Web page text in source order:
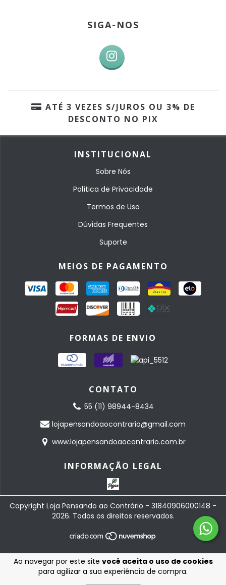
Ao navegar por este site você aceita o uso de cookies
para agilizar a sua experiência de compra.
SIGA-NOS
ATÉ 3 VEZES S/JUROS OU 3% DE
DESCONTO NO PIX
INSTITUCIONAL
Sobre Nós
Política de Privacidade
Termos de Uso
Dúvidas Frequentes
Suporte
MEIOS DE PAGAMENTO
FORMAS DE ENVIO
CONTATO
55 (11) 98944-8434
lojapensandoaocontrario@gmail.com
www.lojapensandoaocontrario.com.br
INFORMAÇÃO LEGAL
Copyright Loja Pensando ao Contrário - 31840906000148 -
2026. Todos os direitos reservados.